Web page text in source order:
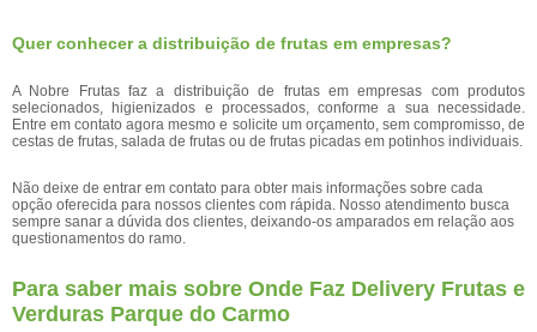
Quer conhecer a distribuição de frutas em empresas?
A Nobre Frutas faz a distribuição de frutas em empresas com produtos
selecionados, higienizados e processados, conforme a sua necessidade.
Entre em contato agora mesmo e solicite um orçamento, sem compromisso, de
cestas de frutas, salada de frutas ou de frutas picadas em potinhos individuais.
Não deixe de entrar em contato para obter mais informações sobre cada
opção oferecida para nossos clientes com rápida. Nosso atendimento busca
sempre sanar a dúvida dos clientes, deixando-os amparados em relação aos
questionamentos do ramo.
Para saber mais sobre Onde Faz Delivery Frutas e
Verduras Parque do Carmo